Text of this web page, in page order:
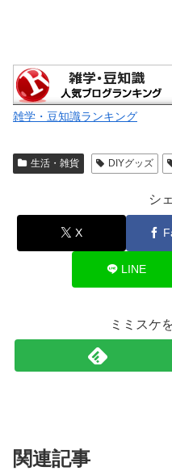
雑学・豆知識ランキング
生活・雑貨 DIYグッズ
シ
X
LINE
ミミスケ
関連記事